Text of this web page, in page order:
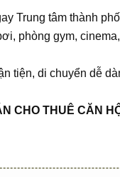
Trung tâm thành
phòng gym,
tiện, di chuyển dễ
CHO THUÊ CĂ N H